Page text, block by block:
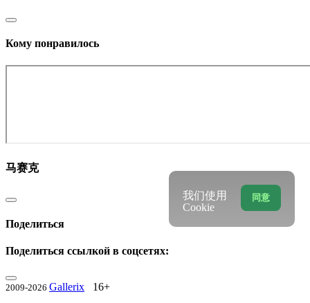
Кому понравилось
马赛克
Поделиться
Поделиться ссылкой в соцсетях:
2009-2026 Gallerix 16+
同意
我们使用
Cookie